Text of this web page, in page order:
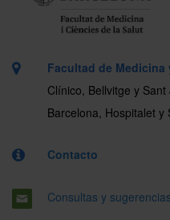
Facultad de Medicina
Clínico, Bellvitge y
Barcelona, Hospitalet y
Contacto
Consultas y sugerencias